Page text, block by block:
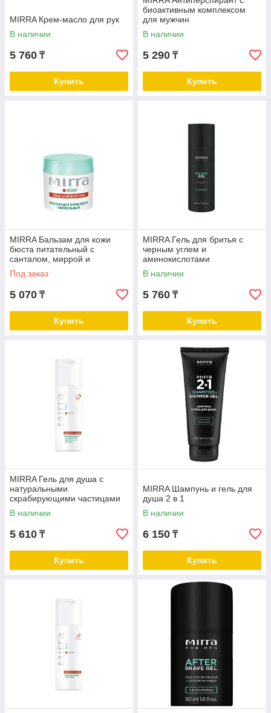
MIRRA Крем-масло для рук
В наличии
5 760 ₸
Купить
биоактивным комплексом
для мужчин
В наличии
5 290 ₸
Купить
MIRRA Бальзам для кожи
бюста питательный с
санталом, миррой и
розмарином, банка 50 мл
Под заказ
5 070 ₸
Купить
MIRRA Гель для бритья с
черным углем и
аминокислотами
В наличии
5 760 ₸
Купить
MIRRA Гель для душа с
натуральными
скрабирующими частицами
150 мл
В наличии
5 610 ₸
Купить
MIRRA Шампунь и гель для
душа 2 в 1
В наличии
6 150 ₸
Купить